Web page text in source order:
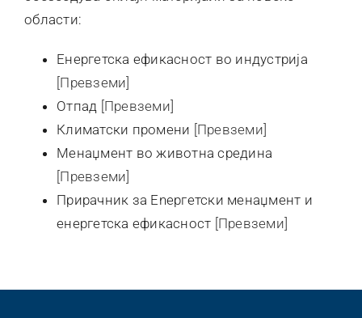
Контакт
области:
Енергетска ефикасност во индустрија
[Превземи]
Отпад [Превземи]
Климатски промени [Превземи]
Менаџмент во животна средина
[Превземи]
Прирачник за Еneргетски менаџмент и
енергетска ефикасност [Превземи]